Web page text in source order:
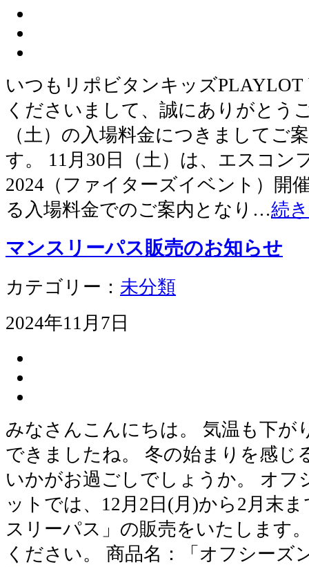
いつもリポビタンキッズPLAYLOT
くださいまして、誠にありがとう
（土）の入場料金につきましてご
す。 11月30日（土）は、エスコン
2024（ファイターズイベント）開
る入場料金でのご案内となり…続
マンスリーパス販売のお知らせ
カテゴリー： 未分類
2024年11月7日
みなさんこんにちは。 気温も下が
できましたね。 冬の始まりを感じ
いかがお過ごしでしょうか。 オフ
ットでは、12月2日(月)から2月末
スリーパス」の販売をいたします
ください。 商品名：「オフシー